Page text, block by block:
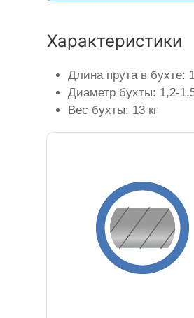
Характеристики
Длина прута в бухте:
Диаметр бухты: 1,2-
Вес бухты: 13 кг